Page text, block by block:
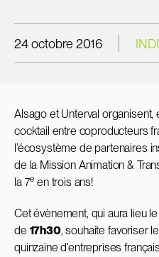
24 octobre 2016
Alsago et Unterval organisent,
cocktail entre coproducteurs
l’écosystème de partenaires
de la Mission Animation &
la 7e en trois ans!
Cet évènement, qui aura lieu le
de 17h30, souhaite favoriser
quinzaine d’entreprises